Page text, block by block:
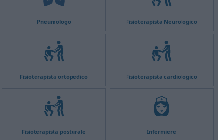
Pneumologo Fisioterapista Neurologico
Fisioterapista ortopedico Fisioterapista cardiologico
Fisioterapista posturale Infermiere